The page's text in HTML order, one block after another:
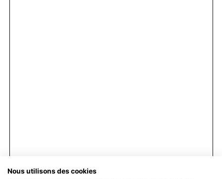
Nous utilisons des cookies